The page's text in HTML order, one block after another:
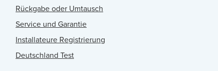
Rückgabe oder Umtausch
Service und Garantie
Installateure Registrierung
Deutschland Test